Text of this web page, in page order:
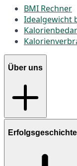
BMI Rechner
Idealgewicht
Über uns